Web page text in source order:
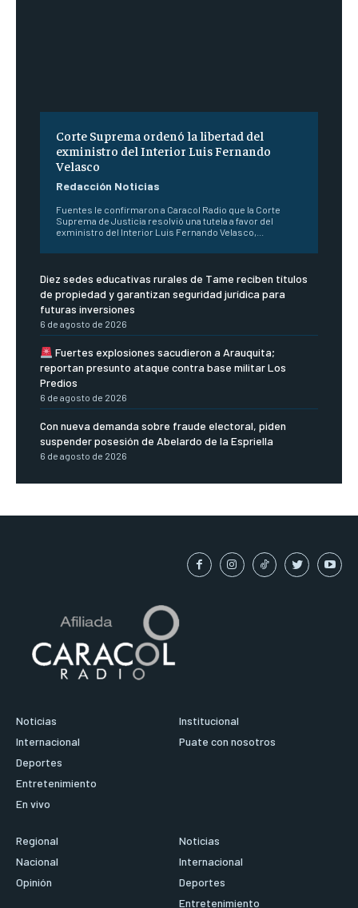
Corte Suprema ordenó la libertad del
exministro del Interior Luis Fernando
Velasco
Redacción Noticias
Fuentes le confirmaron a Caracol Radio que la Corte
Suprema de Justicia resolvió una tutela a favor del
exministro del Interior Luis Fernando Velasco,...
Diez sedes educativas rurales de Tame reciben títulos
de propiedad y garantizan seguridad jurídica para
futuras inversiones
6 de agosto de 2026
Fuertes explosiones sacudieron a Arauquita;
reportan presunto ataque contra base militar Los
Predios
6 de agosto de 2026
Con nueva demanda sobre fraude electoral, piden
suspender posesión de Abelardo de la Espriella
6 de agosto de 2026
Noticias
Internacional
Deportes
Entretenimiento
En vivo
Institucional
Puate con nosotros
Regional
Nacional
Opinión
Noticias
Internacional
Deportes
Entretenimiento